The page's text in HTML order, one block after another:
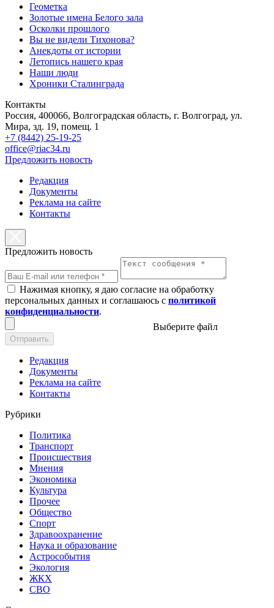
Геометка
Золотые имена Белого зала
Осколки прошлого
Вы не видели Тихонова?
Анекдоты от истории
Летопись нашего края
Наши люди
Хроники Сталинграда
Контакты
Россия, 400066, Волгоградская область, г. Волгоград, ул.
Мира, зд. 19, помещ. 1
+7 (8442) 25-19-25
office@riac34.ru
Предложить новость
Редакция
Документы
Реклама на сайте
Контакты
Предложить новость
Нажимая кнопку, я даю согласие на обработку
персональных данных и соглашаюсь с политикой
конфиденциальности.
Выберите файл
Отправить
Редакция
Документы
Реклама на сайте
Контакты
Рубрики
Политика
Транспорт
Происшествия
Мнения
Экономика
Культура
Прочее
Общество
Спорт
Здравоохранение
Наука и образование
Астрособытия
Экология
ЖКХ
СВО